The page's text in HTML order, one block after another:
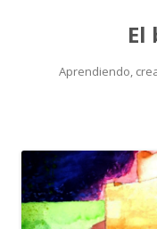
El
Aprendiendo,